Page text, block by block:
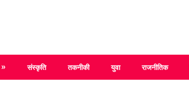
संस्कृति तकनीकी युवा राजनीतिक